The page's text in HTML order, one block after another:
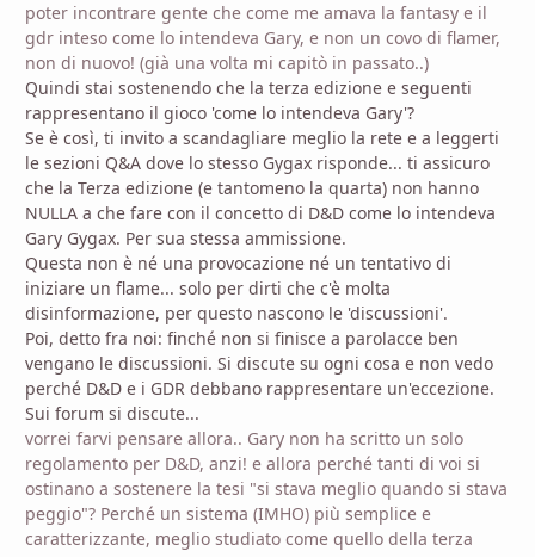
poter incontrare gente che come me amava la fantasy e il
gdr inteso come lo intendeva Gary, e non un covo di flamer,
non di nuovo! (già una volta mi capitò in passato..)
Quindi stai sostenendo che la terza edizione e seguenti
rappresentano il gioco 'come lo intendeva Gary'?
Se è così, ti invito a scandagliare meglio la rete e a leggerti
le sezioni Q&A dove lo stesso Gygax risponde... ti assicuro
che la Terza edizione (e tantomeno la quarta) non hanno
NULLA a che fare con il concetto di D&D come lo intendeva
Gary Gygax. Per sua stessa ammissione.
Questa non è né una provocazione né un tentativo di
iniziare un flame... solo per dirti che c'è molta
disinformazione, per questo nascono le 'discussioni'.
Poi, detto fra noi: finché non si finisce a parolacce ben
vengano le discussioni. Si discute su ogni cosa e non vedo
perché D&D e i GDR debbano rappresentare un'eccezione.
Sui forum si discute...
vorrei farvi pensare allora.. Gary non ha scritto un solo
regolamento per D&D, anzi! e allora perché tanti di voi si
ostinano a sostenere la tesi "si stava meglio quando si stava
peggio"? Perché un sistema (IMHO) più semplice e
caratterizzante, meglio studiato come quello della terza